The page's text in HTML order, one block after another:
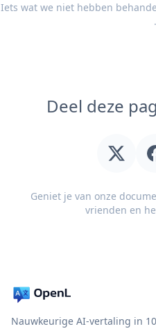
Iets wat we niet hebben
.
Deel deze
Geniet je van onze
vrienden en
Nauwkeurige AI-vertaling in